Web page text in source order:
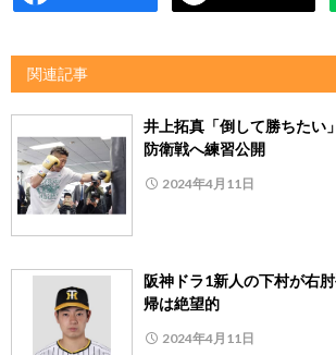
関連記事
井上拓真「倒して勝ちたい
防衛戦へ練習公開
2024年4月11日
阪神ドラ1新人の下村が右
帰は絶望的
2024年4月11日